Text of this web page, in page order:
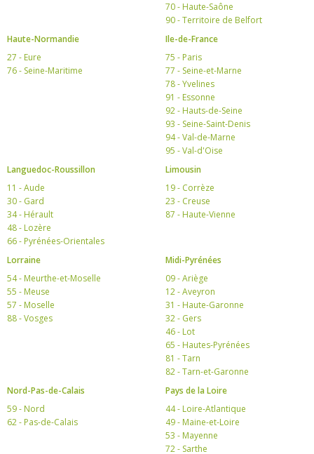
70 - Haute-Saône
90 - Territoire de Belfort
Haute-Normandie
27 - Eure
76 - Seine-Maritime
Ile-de-France
75 - Paris
77 - Seine-et-Marne
78 - Yvelines
91 - Essonne
92 - Hauts-de-Seine
93 - Seine-Saint-Denis
94 - Val-de-Marne
95 - Val-d'Oise
Languedoc-Roussillon
11 - Aude
30 - Gard
34 - Hérault
48 - Lozère
66 - Pyrénées-Orientales
Limousin
19 - Corrèze
23 - Creuse
87 - Haute-Vienne
Lorraine
54 - Meurthe-et-Moselle
55 - Meuse
57 - Moselle
88 - Vosges
Midi-Pyrénées
09 - Ariège
12 - Aveyron
31 - Haute-Garonne
32 - Gers
46 - Lot
65 - Hautes-Pyrénées
81 - Tarn
82 - Tarn-et-Garonne
Nord-Pas-de-Calais
59 - Nord
62 - Pas-de-Calais
Pays de la Loire
44 - Loire-Atlantique
49 - Maine-et-Loire
53 - Mayenne
72 - Sarthe